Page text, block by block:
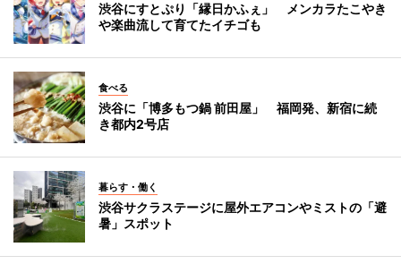
渋谷にすとぷり「縁日かふぇ」 メンカラたこやき
や楽曲流して育てたイチゴも
食べる
渋谷に「博多もつ鍋 前田屋」 福岡発、新宿に続
き都内2号店
暮らす・働く
渋谷サクラステージに屋外エアコンやミストの「避
暑」スポット